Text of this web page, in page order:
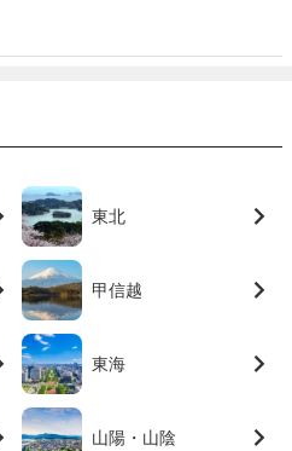
東北
甲信越
東海
山陽・山陰